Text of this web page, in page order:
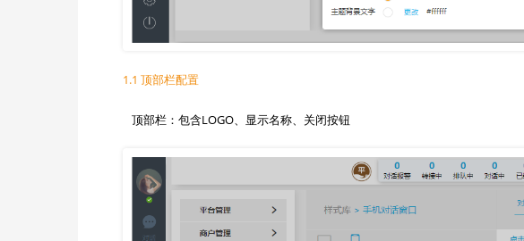
1.1 顶部栏配置